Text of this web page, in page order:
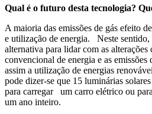
Qual é o futuro desta tecnologia?
A maioria das emissões de gás efeito
e utilização de energia. Neste sentido,
alternativa para lidar com as
convencional de energia e as emissões
assim a utilização de energias
pode dizer-se que 15 luminárias
para carregar um carro elétrico ou
um ano inteiro.